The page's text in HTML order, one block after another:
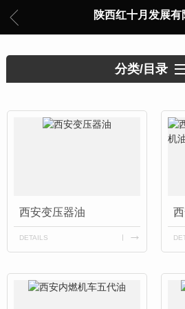
陕西红十月发展有
分类/目录
西安变压器油
DETAILS